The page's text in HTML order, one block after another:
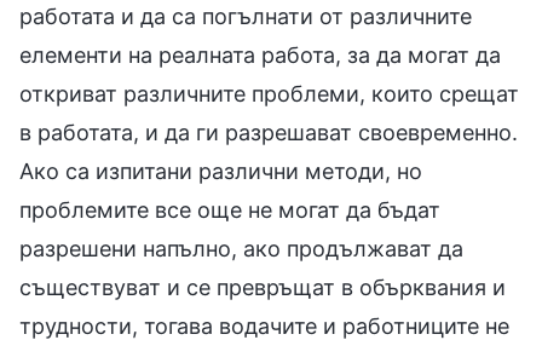
работата и да са погълнати от различните
елементи на реалната работа, за да могат да
откриват различните проблеми, които срещат
в работата, и да ги разрешават своевременно.
Ако са изпитани различни методи, но
проблемите все още не могат да бъдат
разрешени напълно, ако продължават да
съществуват и се превръщат в обърквания и
трудности, тогава водачите и работниците не